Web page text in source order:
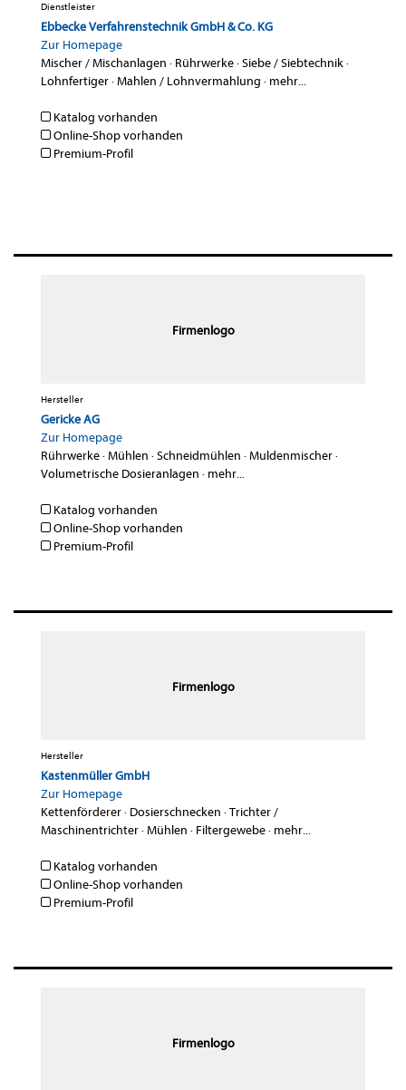
Dienstleister
Ebbecke Verfahrenstechnik GmbH & Co. KG
Zur Homepage
Mischer / Mischanlagen · Rührwerke·Siebe / Siebtechnik·
Lohnfertiger·Mahlen / Lohnvermahlung · mehr...
Katalog vorhanden
Online-Shop vorhanden
Premium-Profil
Firmenlogo
Hersteller
Gericke AG
Zur Homepage
Rührwerke·Mühlen ·Schneidmühlen ·Muldenmischer·
Volumetrische Dosieranlagen · mehr...
Katalog vorhanden
Online-Shop vorhanden
Premium-Profil
Firmenlogo
Hersteller
Kastenmüller GmbH
Zur Homepage
Kettenförderer· Dosierschnecken ·Trichter /
Maschinentrichter·Mühlen · Filtergewebe· mehr...
Katalog vorhanden
Online-Shop vorhanden
Premium-Profil
Firmenlogo